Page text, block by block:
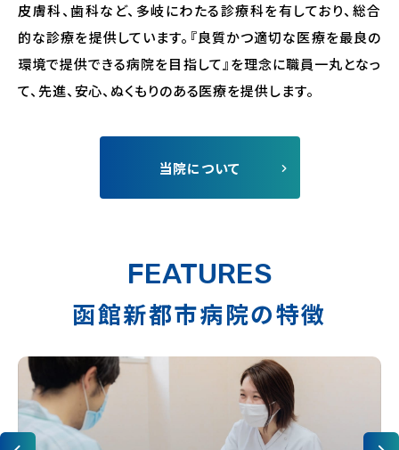
皮膚科、歯科など、多岐にわたる診療科を有しており、総合
的な診療を提供しています。『良質かつ適切な医療を最良の
環境で提供できる病院を目指して』を理念に職員一丸となっ
て、先進、安心、ぬくもりのある医療を提供します。
当院について
FEATURES
函館新都市病院の特徴